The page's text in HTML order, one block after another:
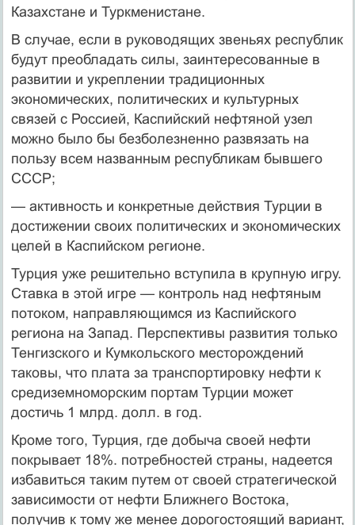
Казахстане и Туркменистане.
В случае, если в руководящих звеньях республик
будут преобладать силы, заинтересованные в
развитии и укреплении традиционных
экономических, политических и культурных
связей с Россией, Каспийский нефтяной узел
можно было бы безболезненно развязать на
пользу всем названным республикам бывшего
СССР;
— активность и конкретные действия Турции в
достижении своих политических и экономических
целей в Каспийском регионе.
Турция уже решительно вступила в крупную игру.
Ставка в этой игре — контроль над нефтяным
потоком, направляющимся из Каспийского
региона на Запад. Перспективы развития только
Тенгизского и Кумкольского месторождений
таковы, что плата за транспортировку нефти к
средиземноморским портам Турции может
достичь 1 млрд. долл. в год.
Кроме того, Турция, где добыча своей нефти
покрывает 18%. потребностей страны, надеется
избавиться таким путем от своей стратегической
зависимости от нефти Ближнего Востока,
получив к тому же менее дорогостоящий вариант,